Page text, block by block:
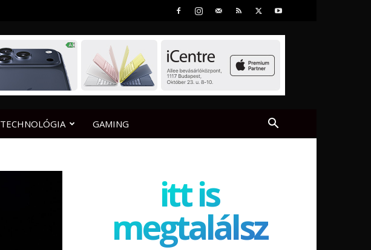
TECHNOLÓGIA GAMING
itt is
megtalálsz